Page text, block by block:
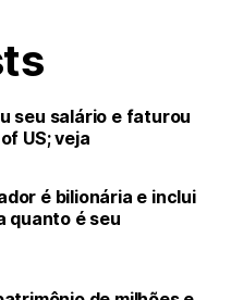
seu salário e faturou
US; veja
é bilionária e inclui
quanto é seu